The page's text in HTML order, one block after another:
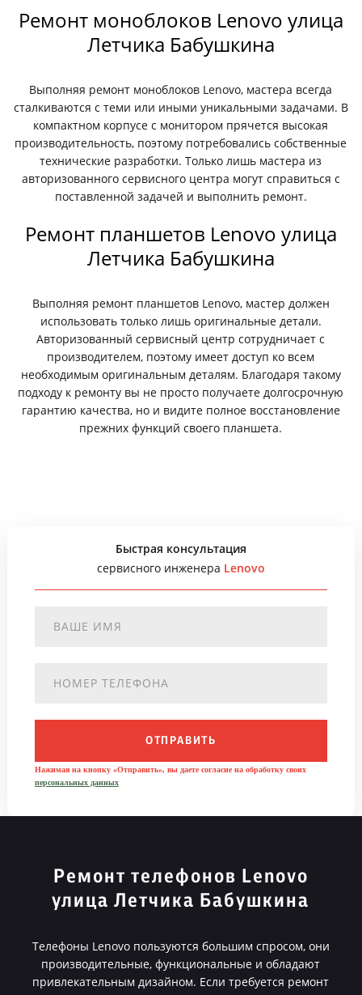
Ремонт моноблоков Lenovo улица
Летчика Бабушкина
Выполняя ремонт моноблоков Lenovo, мастера всегда
сталкиваются с теми или иными уникальными задачами. В
компактном корпусе с монитором прячется высокая
производительность, поэтому потребовались собственные
технические разработки. Только лишь мастера из
авторизованного сервисного центра могут справиться с
поставленной задачей и выполнить ремонт.
Ремонт планшетов Lenovo улица
Летчика Бабушкина
Выполняя ремонт планшетов Lenovo, мастер должен
использовать только лишь оригинальные детали.
Авторизованный сервисный центр сотрудничает с
производителем, поэтому имеет доступ ко всем
необходимым оригинальным деталям. Благодаря такому
подходу к ремонту вы не просто получаете долгосрочную
гарантию качества, но и видите полное восстановление
прежних функций своего планшета.
Быстрая консультация
сервисного инженера Lenovo
ОТПРАВИТЬ
Нажимая на кнопку «Отправить», вы даете согласие на обработку своих
персональных данных
Ремонт телефонов Lenovo
улица Летчика Бабушкина
Телефоны Lenovo пользуются большим спросом, они
производительные, функциональные и обладают
привлекательным дизайном. Если требуется ремонт